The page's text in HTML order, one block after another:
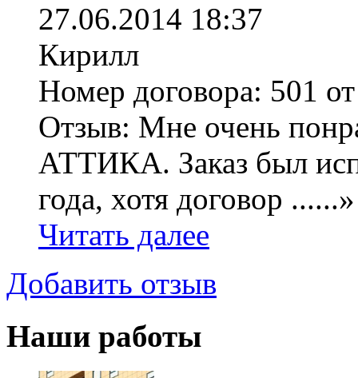
27.06.2014 18:37
Кирилл
Номер договора: 501
Отзыв: Мне очень
АТТИКА. Заказ был
года, хотя договор ......»
Читать далее
Добавить отзыв
Наши работы